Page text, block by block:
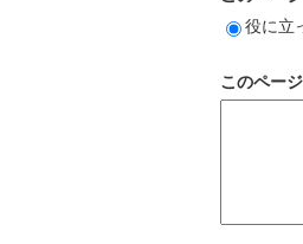
役に立
このペー